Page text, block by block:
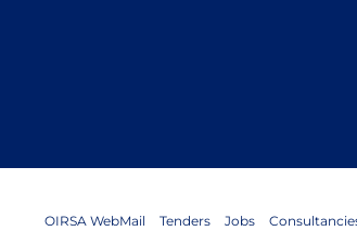
OIRSA WebMail Tenders Jobs